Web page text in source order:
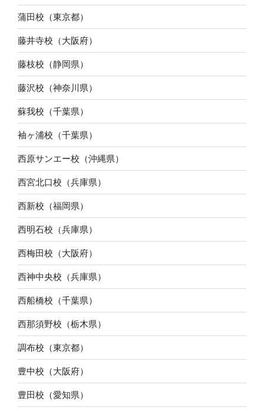
蒲田校（東京都）
藤井寺校（大阪府）
藤枝校（静岡県）
藤沢校（神奈川県）
蘇我校（千葉県）
袖ヶ浦校（千葉県）
西原サンエー校（沖縄県）
西宮北口校（兵庫県）
西新校（福岡県）
西明石校（兵庫県）
西梅田校（大阪府）
西神中央校（兵庫県）
西船橋校（千葉県）
西那須野校（栃木県）
調布校（東京都）
豊中校（大阪府）
豊田校（愛知県）